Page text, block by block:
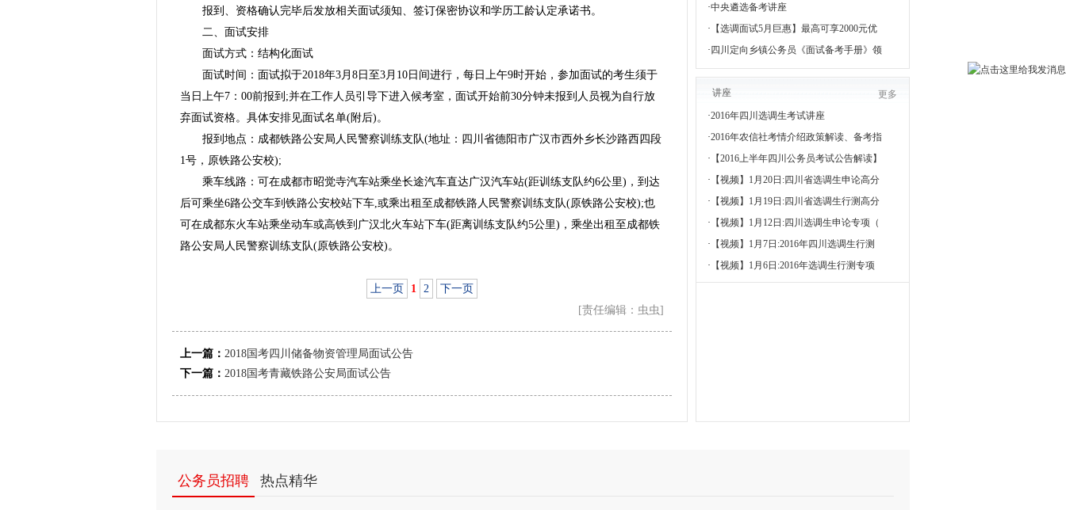
报到、资格确认完毕后发放相关面试须知、签订保密协议和学历工龄认定承诺书。
二、面试安排
面试方式：结构化面试
面试时间：面试拟于2018年3月8日至3月10日间进行，每日上午9时开始，参加面试的考生须于
当日上午7：00前报到;并在工作人员引导下进入候考室，面试开始前30分钟未报到人员视为自行放
弃面试资格。具体安排见面试名单(附后)。
报到地点：成都铁路公安局人民警察训练支队(地址：四川省德阳市广汉市西外乡长沙路西四段
1号，原铁路公安校);
乘车线路：可在成都市昭觉寺汽车站乘坐长途汽车直达广汉汽车站(距训练支队约6公里)，到达
后可乘坐6路公交车到铁路公安校站下车,或乘出租至成都铁路人民警察训练支队(原铁路公安校);也
可在成都东火车站乘坐动车或高铁到广汉北火车站下车(距离训练支队约5公里)，乘坐出租至成都铁
路公安局人民警察训练支队(原铁路公安校)。
上一页 1 2
下一页
[责任编辑：虫虫]
上一篇： 2018国考四川储备物资管理局面试公告
下一篇： 2018国考青藏铁路公安局面试公告
·中央遴选备考讲座
· 【选调面试5月巨惠】最高可享2000元优
· 四川定向乡镇公务员《面试备考手册》领
讲座
更多
·2016年四川选调生考试讲座
·2016年农信社考情介绍政策解读、备考指
· 【2016上半年四川公务员考试公告解读】
· 【视频】1月20日:四川省选调生申论高分
· 【视频】1月19日:四川省选调生行测高分
· 【视频】1月12日:四川选调生申论专项（
· 【视频】1月7日:2016年四川选调生行测
· 【视频】1月6日:2016年选调生行测专项
公务员招聘 热点精华